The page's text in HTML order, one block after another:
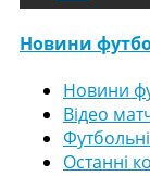
Новини
Новини
Відео
Останні